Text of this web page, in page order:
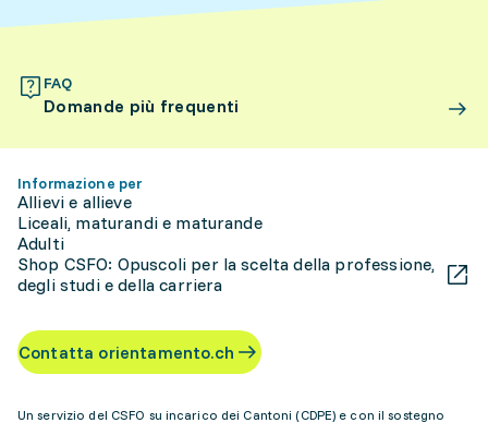
FAQ
Domande più frequenti
Informazione per
Allievi e allieve
Liceali, maturandi e maturande
Adulti
Shop CSFO: Opuscoli per la scelta della professione,
degli studi e della carriera
Contatta orientamento.ch
Un servizio del CSFO su incarico dei Cantoni (CDPE) e con il sostegno